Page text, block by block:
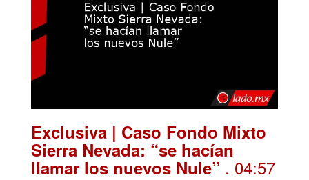
Exclusiva | Caso Fondo Mixto
Sierra Nevada: “se hacían
llamar los nuevos Nule” . 04:57